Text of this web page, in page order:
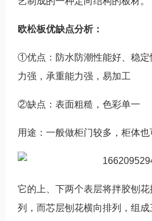
欧松板优缺点分析：
①优点：防水防潮性能好、稳定
力强，承重能力强，易加工
②缺点：表面粗糙，色彩单一
用途：一般做柜门较多，柜体也
它的上、下两个表层将拌胶刨
列，而芯层刨花横向排列，组